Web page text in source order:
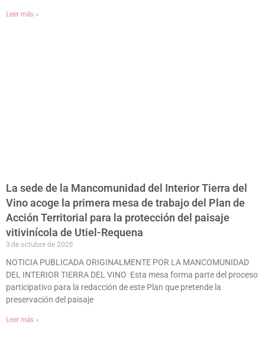
Leer más »
La sede de la Mancomunidad del Interior Tierra del
Vino acoge la primera mesa de trabajo del Plan de
Acción Territorial para la protección del paisaje
vitivinícola de Utiel-Requena
3 de octubre de 2025
NOTICIA PUBLICADA ORIGINALMENTE POR LA MANCOMUNIDAD
DEL INTERIOR TIERRA DEL VINO Esta mesa forma parte del proceso
participativo para la redacción de este Plan que pretende la
preservación del paisaje
Leer más »